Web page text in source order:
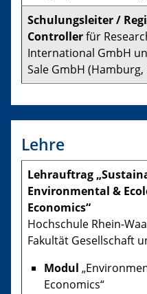
Schulungsleiter /
Controllerfür
International GmbH
Sale GmbH
Lehre
Lehrauftrag
Environmental &
Economics“
Hochschule Rhein-
Fakultät Gesellschaft
Modul
Economics“